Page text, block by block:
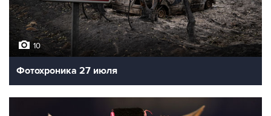
10
Фотохроника 27 июля